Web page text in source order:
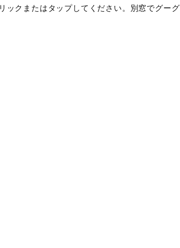
ックまたはタップしてください。別窓でグーグ